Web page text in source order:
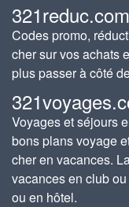
321reduc.com
Codes promo,
cher sur vos achats
plus passer à côté
Voyages et séjours
bons plans voyage
cher en vacances.
vacances en club
ou en hôtel.